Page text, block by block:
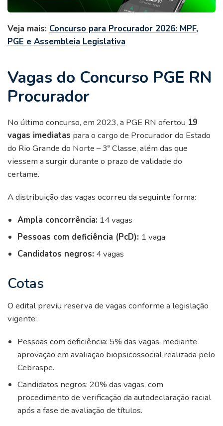
Veja mais: Concurso para Procurador 2026: MPF,
PGE e Assembleia Legislativa
Vagas do Concurso PGE RN
Procurador
No último concurso, em 2023, a PGE RN ofertou 19
vagas imediatas para o cargo de Procurador do Estado
do Rio Grande do Norte – 3ª Classe, além das que
viessem a surgir durante o prazo de validade do
certame.
A distribuição das vagas ocorreu da seguinte forma:
Ampla concorrência: 14 vagas
Pessoas com deficiência (PcD): 1 vaga
Candidatos negros: 4 vagas
Cotas
O edital previu reserva de vagas conforme a legislação
vigente:
Pessoas com deficiência: 5% das vagas, mediante
aprovação em avaliação biopsicossocial realizada pelo
Cebraspe.
Candidatos negros: 20% das vagas, com
procedimento de verificação da autodeclaração racial
após a fase de avaliação de títulos.